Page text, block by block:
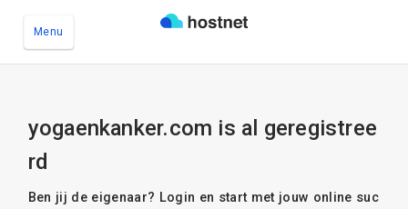
Menu
yogaenkanker.com is al geregistree
rd
Ben jij de eigenaar? Login en start met jouw online suc